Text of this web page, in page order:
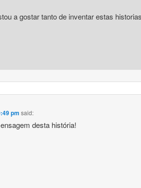
a gostar tanto de inventar estas
pm said:
desta história!